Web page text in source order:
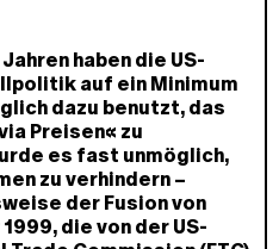
haben die US-
auf ein Minimum
dazu benutzt, das
Preisen« zu
es fast unmöglich,
zu verhindern –
der Fusion von
die von der US-